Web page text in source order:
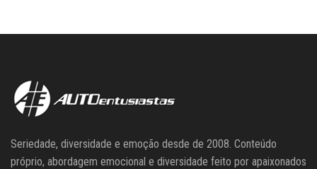
Seriedade, diversidade e emoção desde de 2008. Conteúdo
próprio, abordagem emocional e diversidade feito por apaixonados